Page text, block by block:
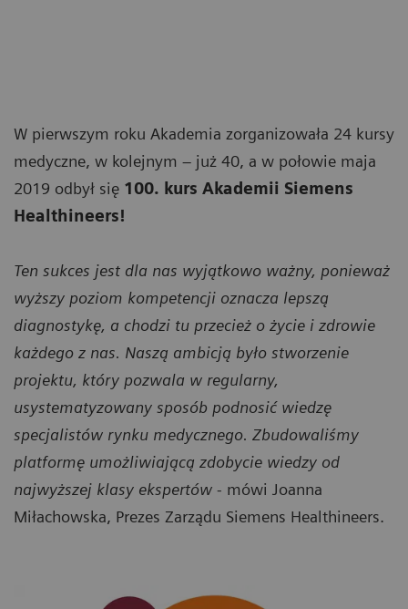
W pierwszym roku Akademia zorganizowała 24 kursy
medyczne, w kolejnym – już 40, a w połowie maja
2019 odbył się 100. kurs Akademii Siemens
Healthineers!
Ten sukces jest dla nas wyjątkowo ważny, ponieważ
wyższy poziom kompetencji oznacza lepszą
diagnostykę, a chodzi tu przecież o życie i zdrowie
każdego z nas. Naszą ambicją było stworzenie
projektu, który pozwala w regularny,
usystematyzowany sposób podnosić wiedzę
specjalistów rynku medycznego. Zbudowaliśmy
platformę umożliwiającą zdobycie wiedzy od
najwyższej klasy ekspertów - mówi Joanna
Miłachowska, Prezes Zarządu Siemens Healthineers.